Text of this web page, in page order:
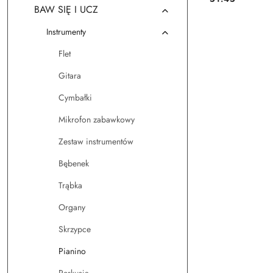
BAW SIĘ I UCZ
Instrumenty
Flet
Gitara
Cymbałki
Mikrofon zabawkowy
Zestaw instrumentów
Bębenek
Trąbka
Organy
Skrzypce
Pianino
Cena: